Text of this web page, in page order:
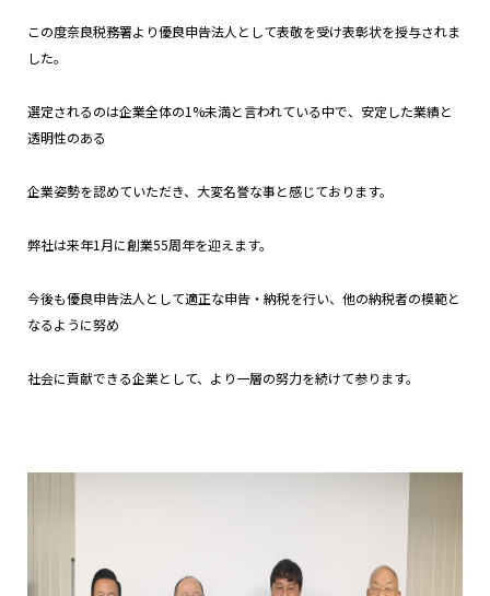
この度奈良税務署より優良申告法人として表敬を受け表彰状を授与されま
した。
選定されるのは企業全体の1%未満と言われている中で、安定した業績と
透明性のある
企業姿勢を認めていただき、大変名誉な事と感じております。
弊社は来年1月に創業55周年を迎えます。
今後も優良申告法人として適正な申告・納税を行い、他の納税者の模範と
なるように努め
社会に貢献できる企業として、より一層の努力を続けて参ります。